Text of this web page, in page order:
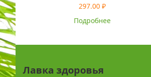
297.00₽
Подробнее
Лавка здоровья